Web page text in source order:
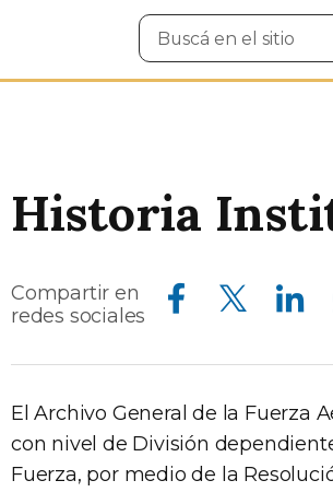
Buscar
en
Historia
Compartir en
redes sociales
Compartir en Facebook Compartir en Twitter Compartir en Linkedin
El Archivo General de la Fuerza
con nivel de División
Fuerza, por medio de la